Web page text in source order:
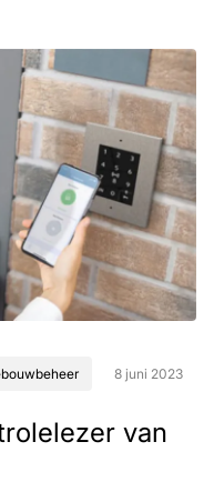
8 juni 2023
van